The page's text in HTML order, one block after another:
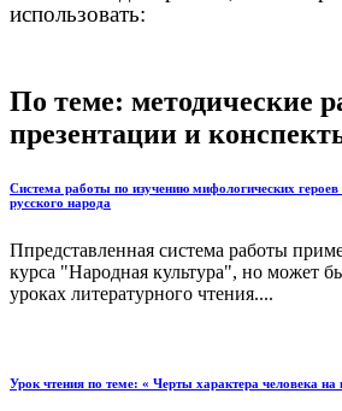
использовать:
По теме: методические
презентации и
Система работы по изучению мифологических героев
русского народа
Ппредставленная система работы
курса "Народная культура", но может
уроках литературного чтения....
Урок чтения по теме: « Черты характера человека на